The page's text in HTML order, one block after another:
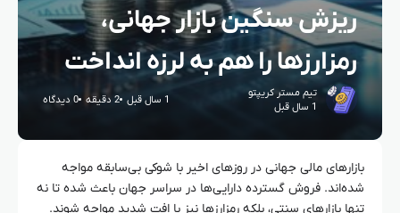
ریزش سنگین بازار جهانی،
رمزارزها را هم به لرزه انداخت
تیم مستر کریپتو
1 سال قبل
1 سال قبل 2 دقیقه 0 دیدگاه
بازارهای مالی جهانی در روزهای اخیر با شوکی بی‌سابقه مواجه
شده‌اند. فروش گسترده دارایی‌ها در سراسر جهان باعث شده تا نه
تنها بازارهای سنتی، بلکه رمزارزها نیز با افت شدید مواجه شوند.